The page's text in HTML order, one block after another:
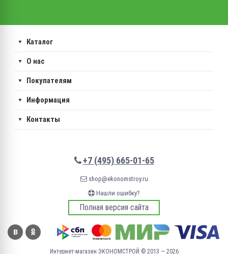
Каталог
О нас
Покупателям
Информация
Контакты
+7 (495) 665-01-65
shop@ekonomstroy.ru
Нашли ошибку?
Полная версия сайта
Интернет-магазин ЭКОНОМСТРОЙ © 2013 — 2026